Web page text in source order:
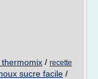
/ recette
sucre facile /